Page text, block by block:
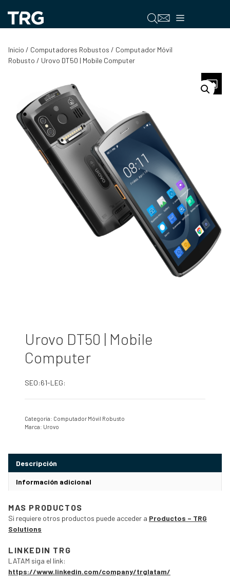
contenido
Menú
Inicio / Computadores Robustos / Computador Móvil
Robusto / Urovo DT50 | Mobile Computer
Urovo DT50 | Mobile
Computer
SEO:61-LEG:
Categoría: Computador Móvil Robusto
Marca: Urovo
Descripción
Información adicional
MAS PRODUCTOS
Si requiere otros productos puede acceder a Productos – TRG
Solutions
LINKEDIN TRG
LATAM siga el link:
https://www.linkedin.com/company/trglatam/